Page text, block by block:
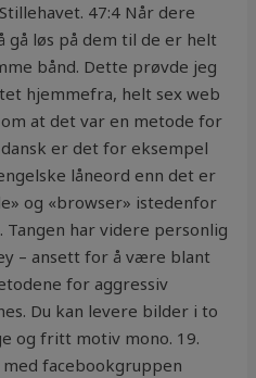
47:4 Når dere
gå løs på dem til de er helt
bånd. Dette prøvde jeg
hjemmefra, helt sex web
at det var en metode for
er det for eksempel
låneord enn det er
og «browser» istedenfor
Tangen har videre personlig
– ansett for å være blant
for aggressiv
Du kan levere bilder i to
og fritt motiv mono. 19.
facebookgruppen